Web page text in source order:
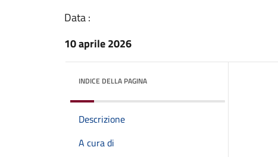
Data :
10 aprile 2026
INDICE DELLA PAGINA
Descrizione
A cura di